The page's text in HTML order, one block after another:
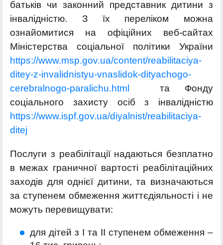
батьків чи законний представник дитини з
інвалідністю. З їх переліком можна
ознайомитися на офіційних веб-сайтах
Міністерства соціальної політики України
https://www.msp.gov.ua/content/reabilitaciya-
ditey-z-invalidnistyu-vnaslidok-dityachogo-
cerebralnogo-paralichu.html
та Фонду
соціального захисту осіб з інвалідністю
https://www.ispf.gov.ua/diyalnist/reabilitaciya-
ditej
Послуги з реабілітації надаються безплатно
в межах граничної вартості реабілітаційних
заходів для однієї дитини, та визначаються
за ступенем обмеження життєдіяльності і не
можуть перевищувати:
для дітей з І та ІІ ступенем обмеження –